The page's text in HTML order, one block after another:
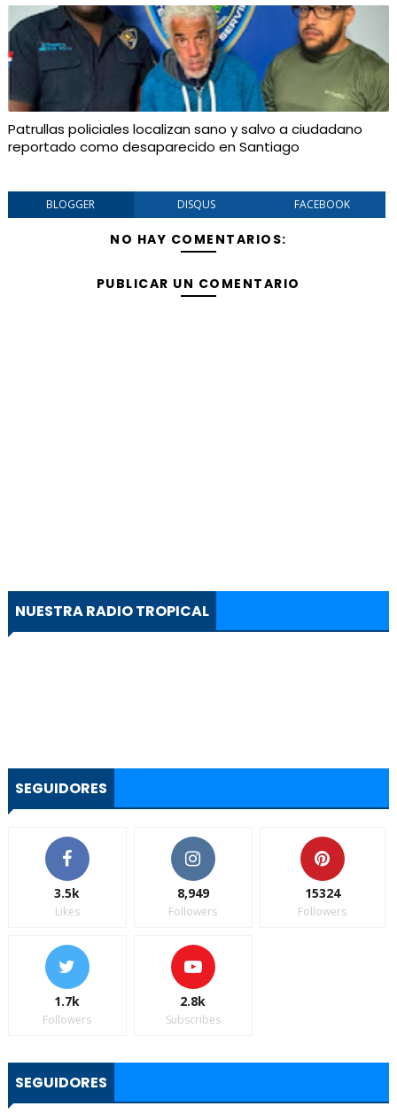
Patrullas policiales localizan sano y salvo a ciudadano
reportado como desaparecido en Santiago
BLOGGER DISQUS FACEBOOK
NO HAY COMENTARIOS:
PUBLICAR UN COMENTARIO
NUESTRA RADIO TROPICAL
SEGUIDORES
3.5k
Likes
8,949
Followers
15324
Followers
1.7k
Followers
2.8k
Subscribes
SEGUIDORES